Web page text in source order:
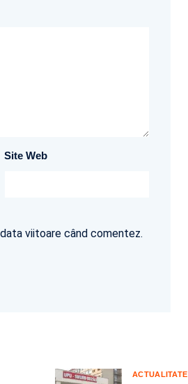
Site Web
viitoare când comentez.
ACTUALITATE